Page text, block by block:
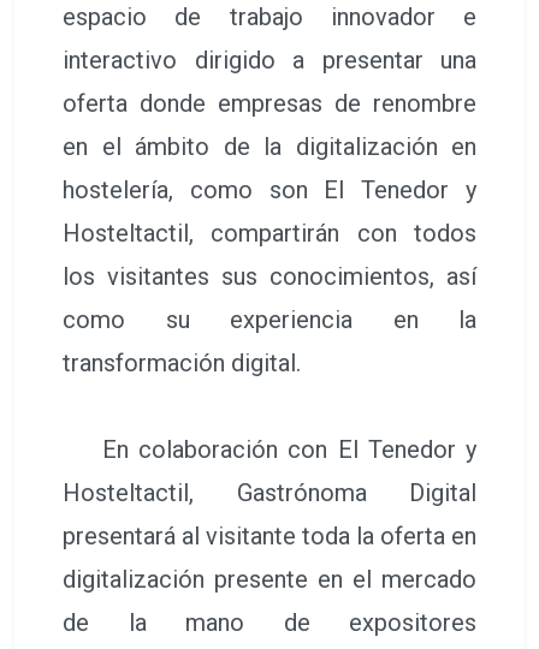
espacio de trabajo innovador e
interactivo dirigido a presentar una
oferta donde empresas de renombre
en el ámbito de la digitalización en
hostelería, como son El Tenedor y
Hosteltactil, compartirán con todos
los visitantes sus conocimientos, así
como su experiencia en la
transformación digital.
En colaboración con El Tenedor y
Hosteltactil, Gastrónoma Digital
presentará al visitante toda la oferta en
digitalización presente en el mercado
de la mano de expositores